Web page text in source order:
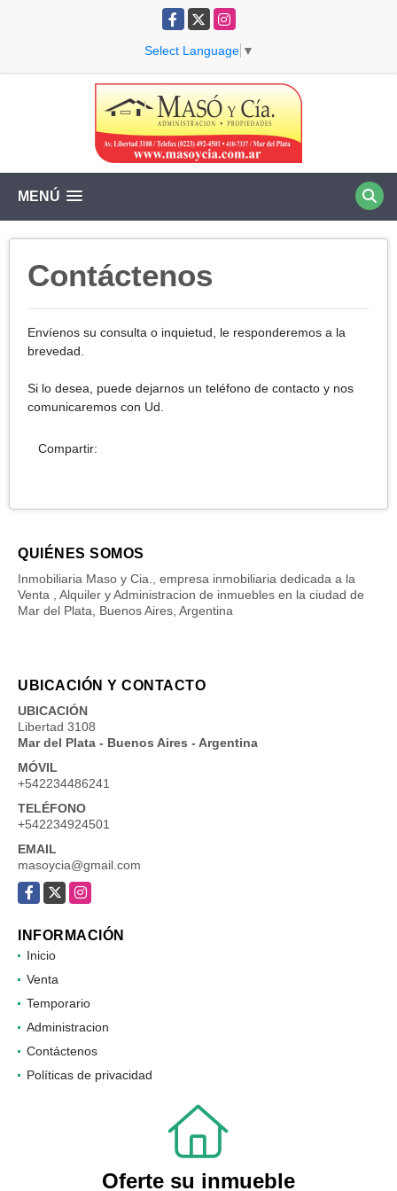
Facebook
X Instagram
Select Language ▼
MENÚ
Contáctenos
Envíenos su consulta o inquietud, le responderemos a la
brevedad.
Si lo desea, puede dejarnos un teléfono de contacto y nos
comunicaremos con Ud.
Compartir:
QUIÉNES SOMOS
Inmobiliaria Maso y Cia., empresa inmobiliaria dedicada a la
Venta , Alquiler y Administracion de inmuebles en la ciudad de
Mar del Plata, Buenos Aires, Argentina
UBICACIÓN Y CONTACTO
UBICACIÓN
Libertad 3108
Mar del Plata - Buenos Aires - Argentina
MÓVIL
+542234486241
TELÉFONO
+542234924501
EMAIL
masoycia@gmail.com
Facebook
X Instagram
INFORMACIÓN
Inicio
Venta
Temporario
Administracion
Contáctenos
Políticas de privacidad
Oferte su inmueble